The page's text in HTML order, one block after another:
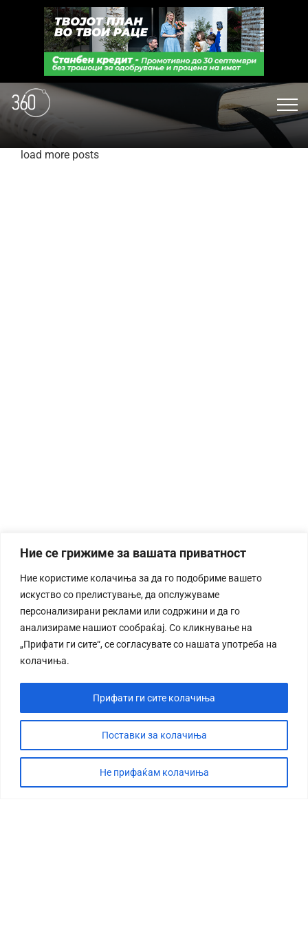
Ние се грижиме за вашата приватност
Ние користиме колачиња за да го подобриме вашето
искуство со прелистување, да опслужуваме
персонализирани реклами или содржини и да го
анализираме нашиот сообраќај. Со кликнување на
„Прифати ги сите“, се согласувате со нашата употреба на
колачиња.
Поставки за колачиња
Не прифаќам колачиња
Прифати ги сите колачиња
load more posts
СТОРИЈА
ДЕБАТА